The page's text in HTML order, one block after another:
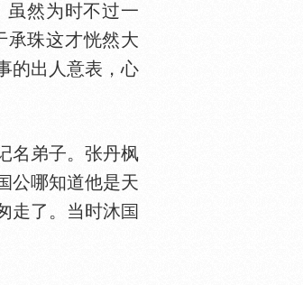
虽然为时不过一
承珠这才恍然大
的出人意表，心
名弟子。张丹枫
公哪知道他是天
走了。当时沐